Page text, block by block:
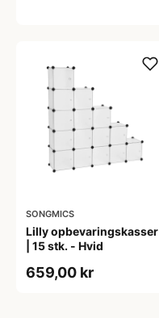
SONGMICS
Lilly opbevaringskasser
| 15 stk. - Hvid
659,00 kr